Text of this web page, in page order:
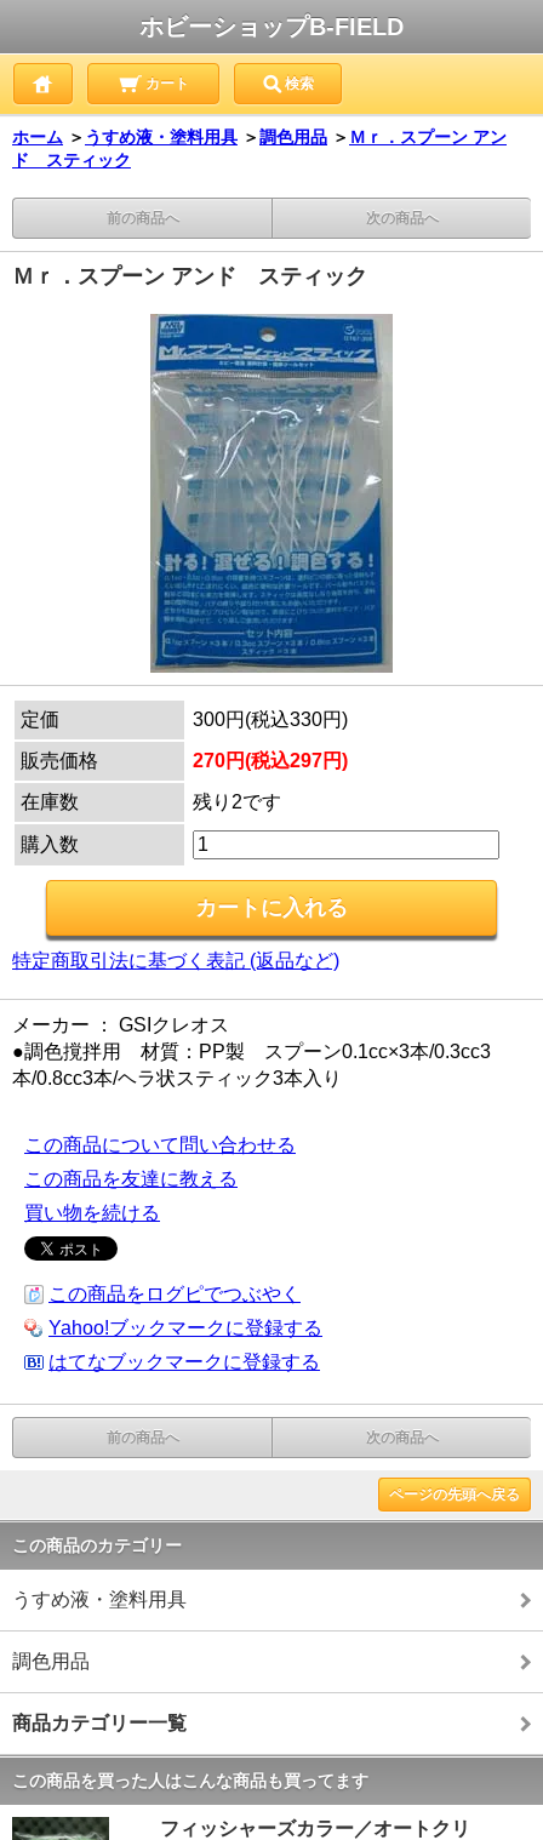
ホビーショップB-FIELD
カート 検索
ホーム ＞ うすめ液・塗料用具 ＞調色用品 ＞ Ｍｒ．スプーン アン
ド スティック
前の商品へ 次の商品へ
Ｍｒ．スプーン アンド スティック
定価
300円(税込330円)
販売価格
270円(税込297円)
在庫数
残り2です
購入数
特定商取引法に基づく表記 (返品など)
メーカー ： GSIクレオス
●調色撹拌用 材質：PP製 スプーン0.1cc×3本/0.3cc3
本/0.8cc3本/ヘラ状スティック3本入り
この商品について問い合わせる
この商品を友達に教える
買い物を続ける
この商品をログピでつぶやく
Yahoo!ブックマークに登録する
はてなブックマークに登録する
前の商品へ 次の商品へ
ページの先頭へ戻る
この商品のカテゴリー
うすめ液・塗料用具
調色用品
商品カテゴリー一覧
この商品を買った人はこんな商品も買ってます
フィッシャーズカラー／オートクリ